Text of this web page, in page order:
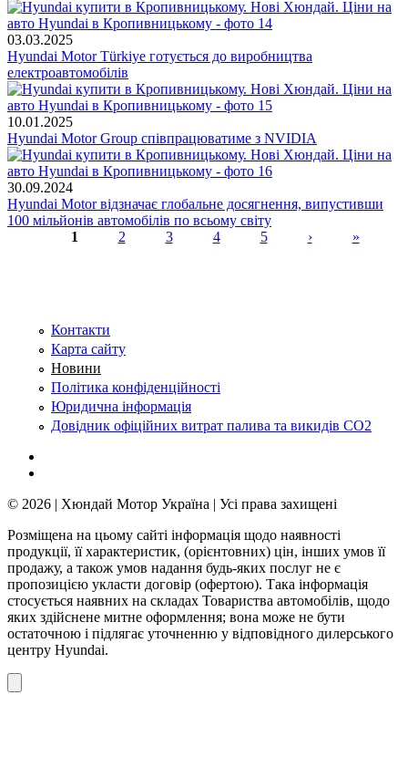
03.03.2025
Hyundai Motor Türkiye готується до виробництва
електроавтомобілів
10.01.2025
Hyundai Motor Group співпрацюватиме з NVIDIA
30.09.2024
Hyundai Motor відзначає глобальне досягнення, випустивши
100 мільйонів автомобілів по всьому світу
1 2 3 4 5 › »
Контакти
Карта сайту
Новини
Політика конфіденційності
Юридична інформація
Довідник офіційних витрат палива та викидів СО2
© 2026 | Хюндай Мотор Україна | Усі права захищені
Розміщена на цьому сайті інформація щодо наявності
продукції, її характеристик, (орієнтовних) цін, інших умов її
продажу, а також умов надання будь-яких послуг не є
пропозицією укласти договір (офертою). Така інформація
стосується наявних на складах Товариства автомобілів, щодо
яких здійснене митне оформлення; вона може не бути
остаточною і підлягає уточненню у відповідного дилерського
центру Hyundai.